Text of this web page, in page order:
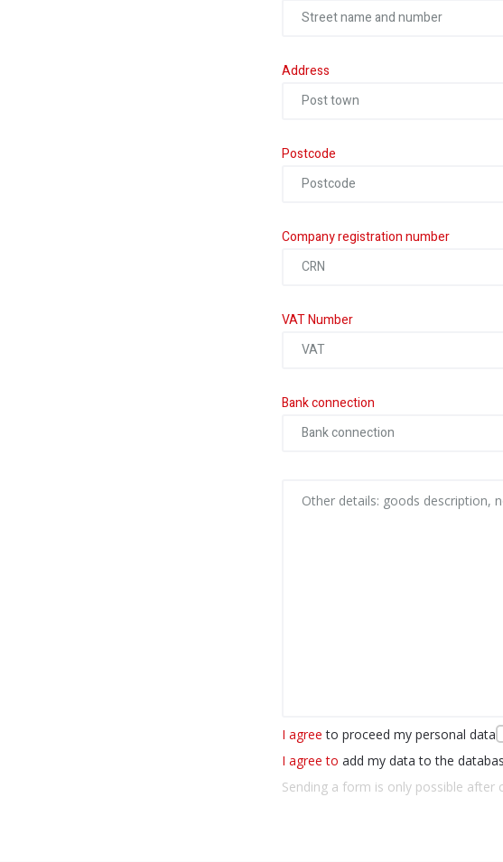
Address
Postcode
Company registration number
VAT Number
Bank connection
I agreeto proceed my personal data
I agree to add my data to the
Sending a form is only possible